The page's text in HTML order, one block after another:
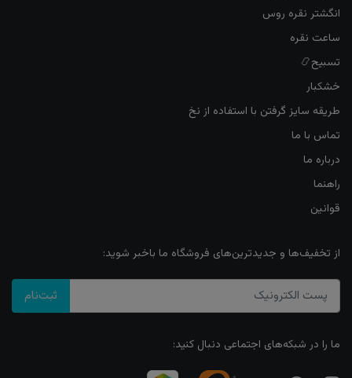
انگشتر نقره روس
ساعت نقره
تسبیح📿
خشکبار
طریقه سایز گرفتن با استفاده از نخ
تماس با ما
درباره ما
راهنما
قوانین
از تخفیف‌ها و جدیدترین‌های فروشگاه ما باخبر شوید:
ثبت‌نام
ما را در شبکه‌های اجتماعی دنبال کنید: